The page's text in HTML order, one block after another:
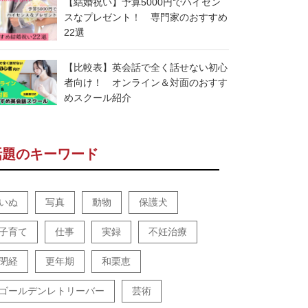
スなプレゼント！ 専門家のおすすめ
22選
【比較表】英会話で全く話せない初心
者向け！ オンライン＆対面のおすす
めスクール紹介
のキーワード
ぬ 写真 動物 保護犬
育て 仕事 実録 不妊治療
経 更年期 和栗恵
ールデンレトリーバー 芸術